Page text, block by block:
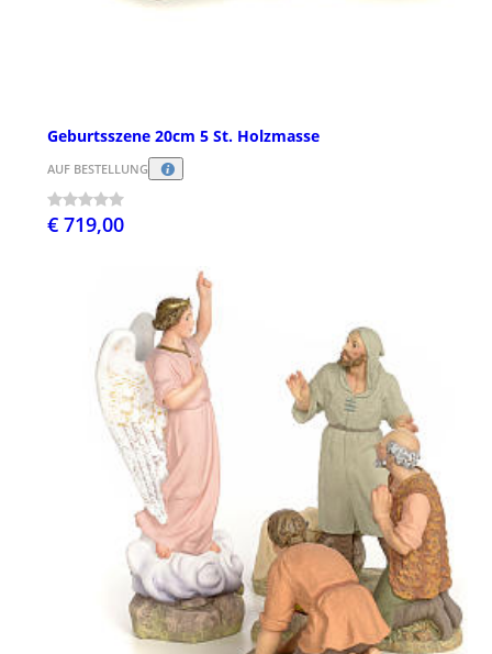
Geburtsszene 20cm 5 St. Holzmasse
AUF BESTELLUNG
€ 719,00